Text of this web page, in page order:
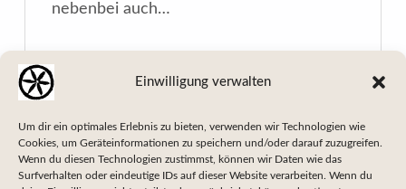
Einwilligung verwalten
Um dir ein optimales Erlebnis zu bieten, verwenden wir Technologien wie
Cookies, um Geräteinformationen zu speichern und/oder darauf zuzugreifen.
Wenn du diesen Technologien zustimmst, können wir Daten wie das
Surfverhalten oder eindeutige IDs auf dieser Website verarbeiten. Wenn du
nebenbei auch…
“Fit bis in den Tod”
weiterlesen …